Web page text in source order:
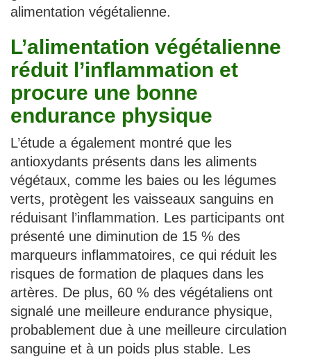
alimentation végétalienne.
L’alimentation végétalienne
réduit l’inflammation et
procure une bonne
endurance physique
L’étude a également montré que les
antioxydants présents dans les aliments
végétaux, comme les baies ou les légumes
verts, protègent les vaisseaux sanguins en
réduisant l’inflammation. Les participants ont
présenté une diminution de 15 % des
marqueurs inflammatoires, ce qui réduit les
risques de formation de plaques dans les
artères. De plus, 60 % des végétaliens ont
signalé une meilleure endurance physique,
probablement due à une meilleure circulation
sanguine et à un poids plus stable. Les